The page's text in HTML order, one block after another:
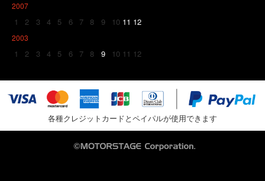
2007
1 2 3 4 5 6 7 8 9 10 11 12
2003
1 2 3 4 5 6 7 8 9 10 11 12
各種クレジットカードとペイパルが使用できます